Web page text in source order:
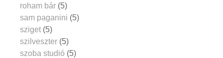
roham bár (5)
sam paganini (5)
sziget (5)
szilveszter (5)
szoba studió (5)